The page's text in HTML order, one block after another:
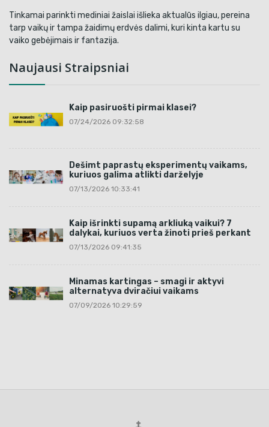
Naujausi Straipsniai
Kaip pasiruošti pirmai klasei?
07/24/2026 09:32:58
Dešimt paprastų eksperimentų vaikams,
kuriuos galima atlikti darželyje
07/13/2026 10:33:41
Kaip išrinkti supamą arkliuką vaikui? 7
dalykai, kuriuos verta žinoti prieš perkant
07/13/2026 09:41:35
Minamas kartingas – smagi ir aktyvi
alternatyva dviračiui vaikams
07/09/2026 10:29:59
Tinkamai parinkti mediniai žaislai išlieka aktualūs ilgiau, pereina
tarp vaikų ir tampa žaidimų erdvės dalimi, kuri kinta kartu su
vaiko gebėjimais ir fantazija.